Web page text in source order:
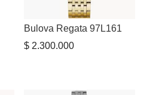
Bulova Regata 97L161
$2.300.000